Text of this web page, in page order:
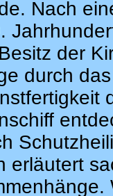
Nach
der
durch
erläutert